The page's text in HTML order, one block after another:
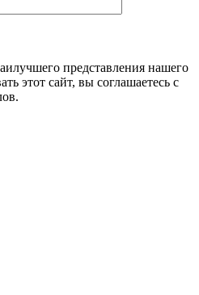
представления нашего
этот сайт, вы соглашаетесь с